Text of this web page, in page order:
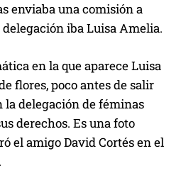
enviaba una comisión a
iba Luisa Amelia.
en la que aparece Luisa
flores, poco antes de salir
delegación de féminas
derechos. Es una foto
el amigo David Cortés en el